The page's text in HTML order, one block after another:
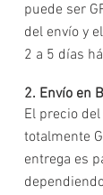
puede ser
del envío y
2 a 5 días
2. Envío en
El precio
totalmente
entrega es